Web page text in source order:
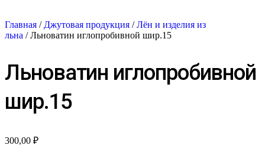
Главная / Джутовая продукция /Лён и изделия из
льна / Льноватин иглопробивной шир.15
Льноватин иглопробивной
шир.15
300,00 ₽